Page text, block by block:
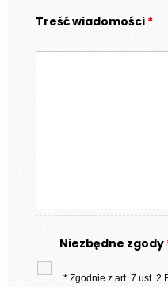
Treść wiadomości *
Niezbędne zgody
* Zgodnie z art. 7 ust. 2